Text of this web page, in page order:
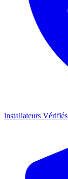
Installateurs Vérifiés